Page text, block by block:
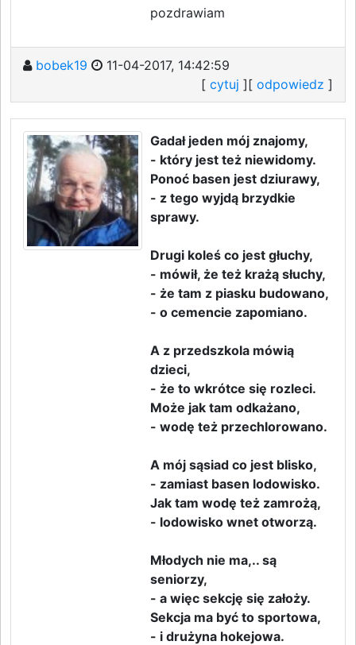
pozdrawiam
bobek19
11-04-2017, 14:42:59
[ cytuj ][ odpowiedz ]
Gadał jeden mój znajomy,
- który jest też niewidomy.
Ponoć basen jest dziurawy,
- z tego wyjdą brzydkie
sprawy.
Drugi koleś co jest głuchy,
- mówił, że też krażą słuchy,
- że tam z piasku budowano,
- o cemencie zapomiano.
A z przedszkola mówią
dzieci,
- że to wkrótce się rozleci.
Może jak tam odkażano,
- wodę też przechlorowano.
A mój sąsiad co jest blisko,
- zamiast basen lodowisko.
Jak tam wodę też zamrożą,
- lodowisko wnet otworzą.
Młodych nie ma,.. są
seniorzy,
- a więc sekcję się założy.
Sekcja ma być to sportowa,
- i drużyna hokejowa.